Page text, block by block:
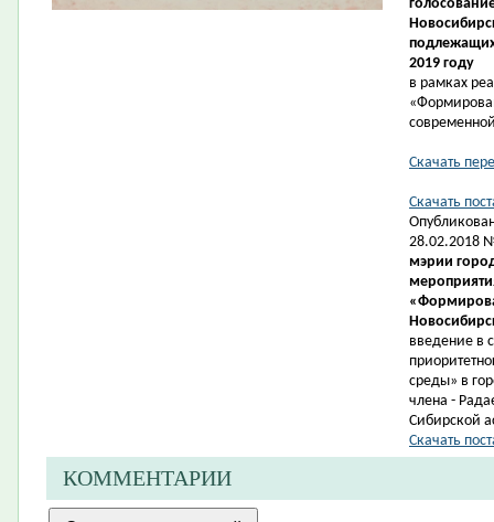
подлежащих
2019 году
в рамках
Скачать
Скачать
28.02.2018
мэрии
введение в
среды» в
члена -
Сибирской
Скачать
КОММЕНТАРИИ